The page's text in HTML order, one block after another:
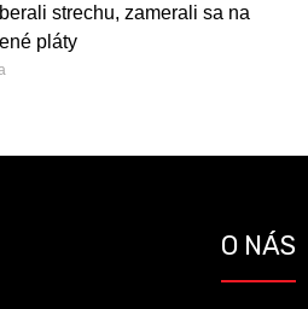
strechu, zamerali sa na
pláty
O NÁS